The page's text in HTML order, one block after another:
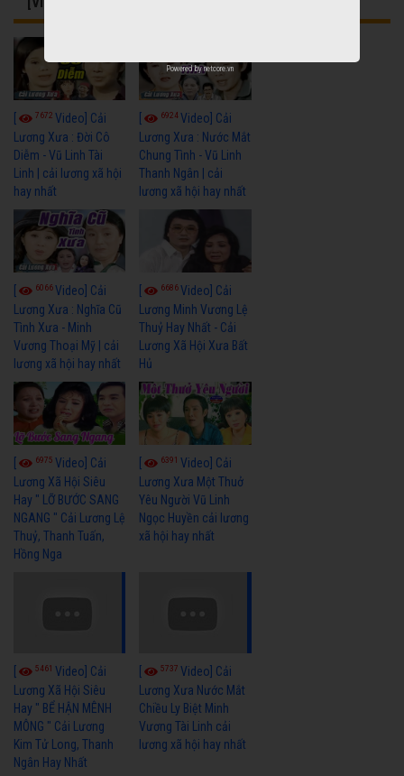
7672 Video] Cải
Lương Xưa : Đời Cô
Diễm - Vũ Linh Tài
Linh | cải lương xã hội
hay nhất
6924Video] Cải
Lương Xưa : Nước Mắt
Chung Tình - Vũ Linh
Thanh Ngân | cải
lương xã hội hay nhất
6066Video] Cải
Lương Xưa : Nghĩa Cũ
Tình Xưa - Minh
Vương Thoại Mỹ | cải
lương xã hội hay nhất
6686Video] Cải
Lương Minh Vương Lệ
Thuỷ Hay Nhất - Cải
Lương Xã Hội Xưa Bất
Hủ
6975 Video] Cải
Lương Xã Hội Siêu
Hay " LỠ BƯỚC SANG
NGANG " Cải Lương Lệ
Thuỷ, Thanh Tuấn,
Hồng Nga
6391Video] Cải
Lương Xưa Một Thuở
Yêu Người Vũ Linh
Ngọc Huyền cải lương
xã hội hay nhất
5461 Video] Cải
Lương Xã Hội Siêu
Hay " BỂ HẬN MÊNH
MÔNG " Cải Lương
Kim Tử Long, Thanh
Ngân Hay Nhất
5737Video] Cải
Lương Xưa Nước Mắt
Chiều Ly Biệt Minh
Vương Tài Linh cải
lương xã hội hay nhất
Powered bynetcore.vn